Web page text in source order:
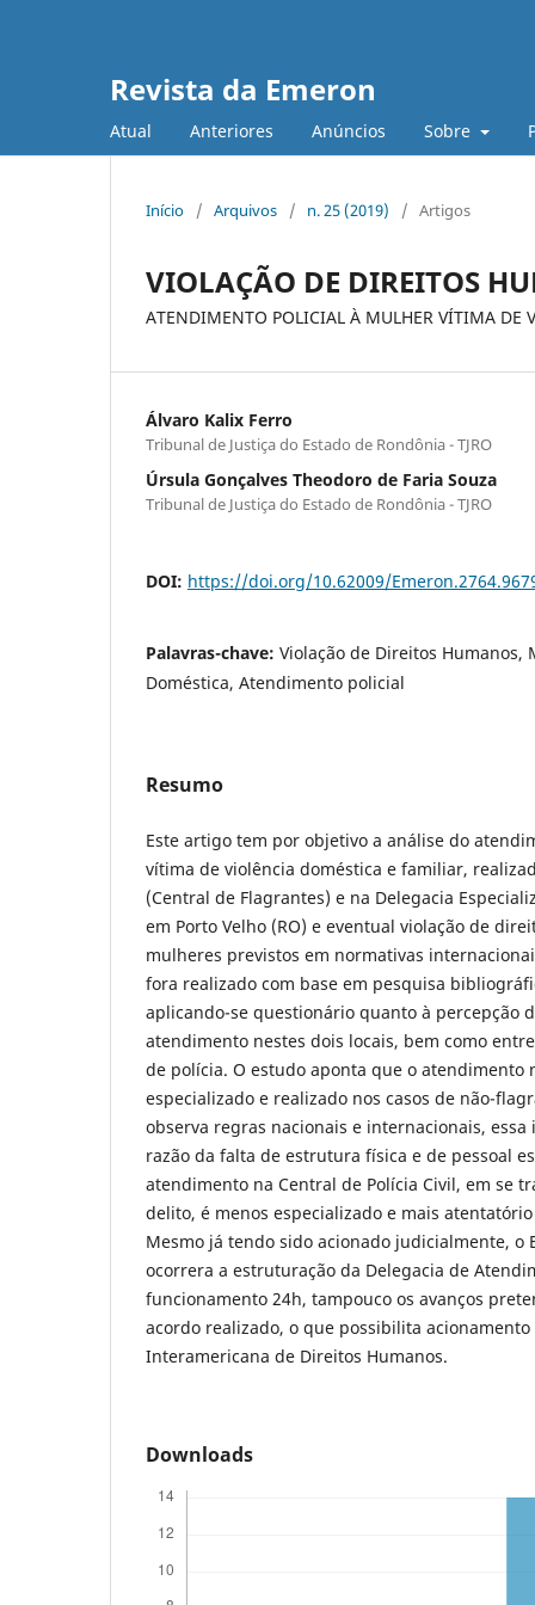
Revista da Emeron
Atual Anteriores Anúncios Sobre
Início / Arquivos / n. 25 (2019) / Artigos
VIOLAÇÃO DE DIREITOS
ATENDIMENTO POLICIAL À MULHER VÍTIMA DE
Álvaro Kalix Ferro
Tribunal de Justiça do Estado de Rondônia - TJRO
Úrsula Gonçalves Theodoro de Faria Souza
Tribunal de Justiça do Estado de Rondônia - TJRO
DOI: https://doi.org/10.62009/
Palavras-chave: Violação de Direitos Humanos,
Doméstica, Atendimento policial
Resumo
Este artigo tem por objetivo a análise do
vítima de violência doméstica e familiar,
(Central de Flagrantes) e na Delegacia
em Porto Velho (RO) e eventual violação de
mulheres previstos em normativas
fora realizado com base em pesquisa
aplicando-se questionário quanto à percepção
atendimento nestes dois locais, bem como
de polícia. O estudo aponta que o atendimento
especializado e realizado nos casos de não-
observa regras nacionais e internacionais, essa
razão da falta de estrutura física e de pessoal
atendimento na Central de Polícia Civil, em se
delito, é menos especializado e mais
Mesmo já tendo sido acionado judicialmente, o
ocorrera a estruturação da Delegacia de
funcionamento 24h, tampouco os avanços
acordo realizado, o que possibilita acionamento
Interamericana de Direitos Humanos.
Downloads